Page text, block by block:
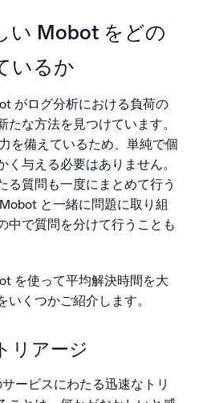
い Mobot をどの
いるか
がログ分析における負荷の
な方法を見つけています。
を備えているため、単純で個
く与える必要はありません。
る質問も一度にまとめて行う
と一緒に問題に取り組
中で質問を分けて行うことも
を使って平均解決時間を大
くつかご紹介します。
リアージ
ービスにわたる迅速なトリ